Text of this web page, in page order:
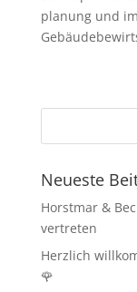
planung und
Neueste
Horstmar &
vertreten
Herzlich
🌹